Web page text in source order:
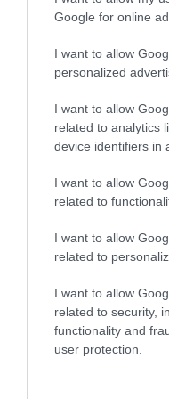
Google for online
I want to allow
personalized
I want to allow
related to analytics
device identifiers in
I want to allow
related to
I want to allow
related to
I want to allow
related to security,
functionality and
user protection.
PRONEWS.GR /ΚΥΒΕΡΝΗΣΗ
Κ.Μητσοτάκης:
πυροσβέστες
ημέρες μπροστά
30.07.2026 | 11:39